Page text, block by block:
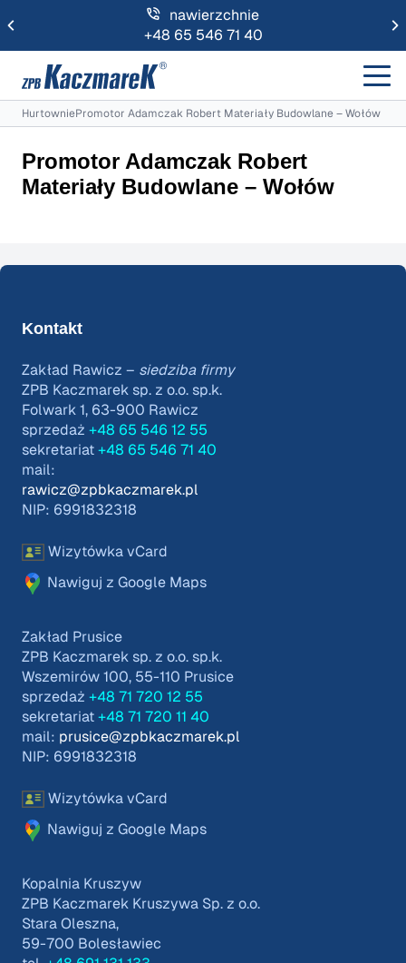
nawierzchnie
+48 65 546 71 40
HurtowniePromotor Adamczak Robert Materiały Budowlane – Wołów
Promotor Adamczak Robert
Materiały Budowlane – Wołów
Kontakt
Zakład Rawicz – siedziba firmy
ZPB Kaczmarek sp. z o.o. sp.k.
Folwark 1, 63-900 Rawicz
sprzedaż +48 65 546 12 55
sekretariat +48 65 546 71 40
mail:
rawicz@zpbkaczmarek.pl
NIP: 6991832318
Wizytówka vCard
Nawiguj z Google Maps
Zakład Prusice
ZPB Kaczmarek sp. z o.o. sp.k.
Wszemirów 100, 55-110 Prusice
sprzedaż +48 71 720 12 55
sekretariat +48 71 720 11 40
mail: prusice@zpbkaczmarek.pl
NIP: 6991832318
Wizytówka vCard
Nawiguj z Google Maps
Kopalnia Kruszyw
ZPB Kaczmarek Kruszywa Sp. z o.o.
Stara Oleszna,
59-700 Bolesławiec